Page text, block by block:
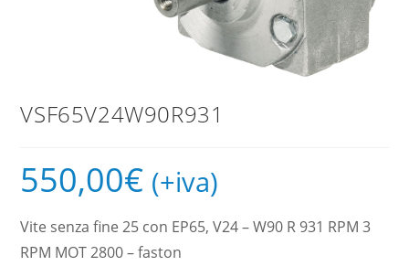
VSF65V24W90R931
550,00€ (+iva)
Vite senza fine 25 con EP65, V24 – W90 R 931 RPM 3
RPM MOT 2800 – faston